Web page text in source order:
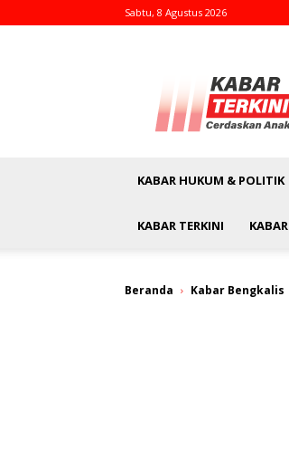
Sabtu, 8 Agustus 2026
KABAR HUKUM & POLITIK
KABAR TERKINI
Beranda Kabar Bengkalis